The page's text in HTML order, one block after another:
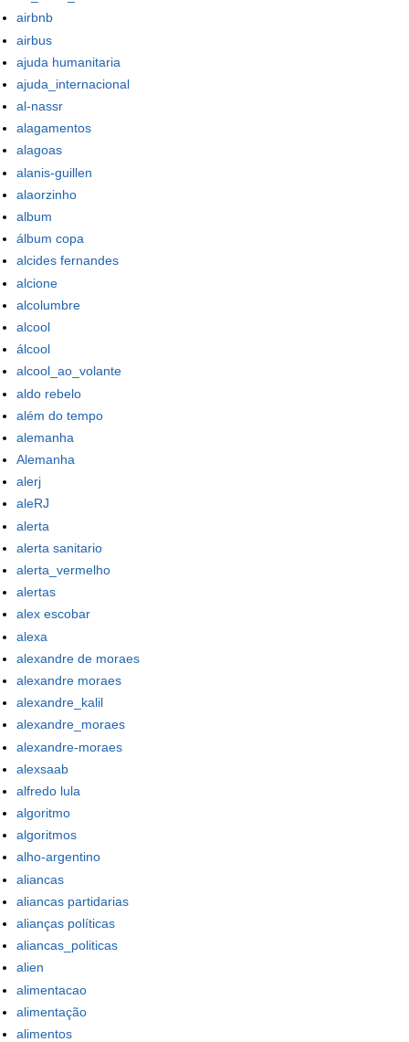
airbnb
airbus
ajuda humanitaria
ajuda_internacional
al-nassr
alagamentos
alagoas
alanis-guillen
alaorzinho
album
álbum copa
alcides fernandes
alcione
alcolumbre
alcool
álcool
alcool_ao_volante
aldo rebelo
além do tempo
alemanha
Alemanha
alerj
aleRJ
alerta
alerta sanitario
alerta_vermelho
alertas
alex escobar
alexa
alexandre de moraes
alexandre moraes
alexandre_kalil
alexandre_moraes
alexandre-moraes
alexsaab
alfredo lula
algoritmo
algoritmos
alho-argentino
aliancas
aliancas partidarias
alianças políticas
aliancas_politicas
alien
alimentacao
alimentação
alimentos